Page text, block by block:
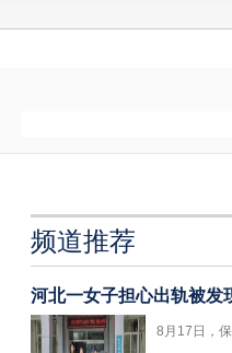
频道推荐
河北一女子担心出轨被发
8月17日，